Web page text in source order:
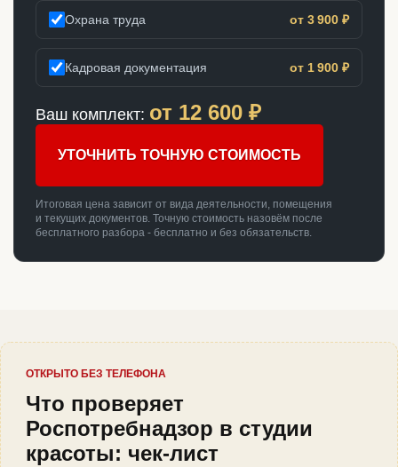
Охрана труда от 3 900 ₽
Кадровая документация от 1 900 ₽
Ваш комплект: от 12 600 ₽
УТОЧНИТЬ ТОЧНУЮ СТОИМОСТЬ
Итоговая цена зависит от вида деятельности, помещения
и текущих документов. Точную стоимость назовём после
бесплатного разбора - бесплатно и без обязательств.
ОТКРЫТО БЕЗ ТЕЛЕФОНА
Что проверяет
Роспотребнадзор в студии
красоты: чек-лист